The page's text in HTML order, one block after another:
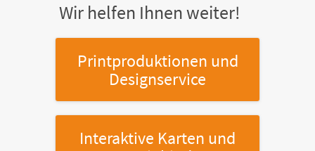
Wir helfen Ihnen weiter!
Printproduktionen und
Designservice
Interaktive Karten und